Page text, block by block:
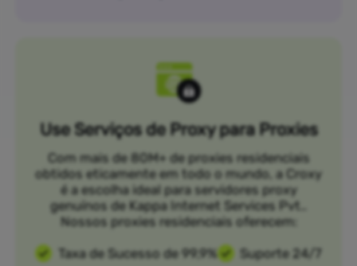
Use Serviços de Proxy para Proxies
Com mais de 80M+ de proxies residenciais
obtidos eticamente em todo o mundo, a Croxy
é a escolha ideal para servidores proxy
genuínos de Kappa Internet Services Pvt..
Nossos proxies residenciais oferecem:
Taxa de Sucesso de 99,9%
Suporte 24/7